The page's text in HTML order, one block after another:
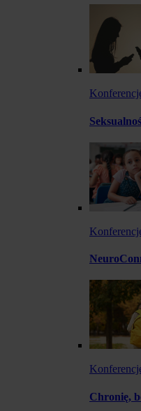
Chronię,